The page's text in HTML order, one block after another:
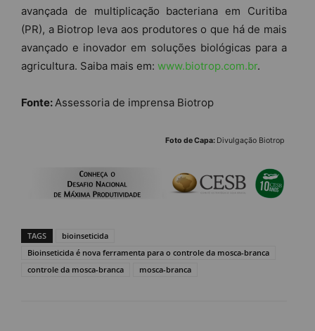
avançada de multiplicação bacteriana em Curitiba
(PR), a Biotrop leva aos produtores o que há de mais
avançado e inovador em soluções biológicas para a
agricultura. Saiba mais em: www.biotrop.com.br.
Fonte: Assessoria de imprensa Biotrop
Foto de Capa: Divulgação Biotrop
TAGS
bioinseticida
Bioinseticida é nova ferramenta para o controle da mosca-branca
controle da mosca-branca
mosca-branca